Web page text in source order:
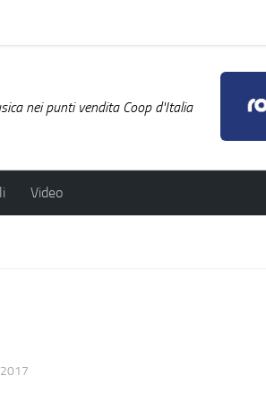
nei punti vendita Coop d'Italia
Video